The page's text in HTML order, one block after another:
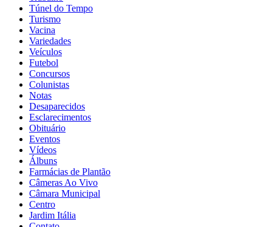
Túnel do Tempo
Turismo
Vacina
Variedades
Veículos
Futebol
Concursos
Colunistas
Notas
Desaparecidos
Esclarecimentos
Obituário
Eventos
Vídeos
Álbuns
Farmácias de Plantão
Câmeras Ao Vivo
Câmara Municipal
Centro
Jardim Itália